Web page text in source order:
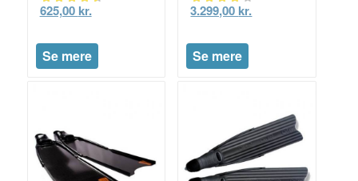
Vurderet
ud af 5
625,00 kr.
Se mere
Vurderet
ud af 5
3.299,00 kr.
Se mere